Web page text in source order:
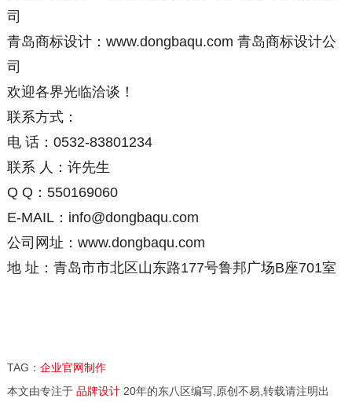
司
青岛商标设计：www.dongbaqu.com 青岛商标设计公
司
欢迎各界光临洽谈！
联系方式：
电 话：0532-83801234
联系 人：许先生
Q Q：550169060
E-MAIL：info@dongbaqu.com
公司网址：www.dongbaqu.com
地 址：青岛市市北区山东路177号鲁邦广场B座701室
TAG： 企业官网制作
本文由专注于 品牌设计20年的东八区编写,原创不易,转载请注明出